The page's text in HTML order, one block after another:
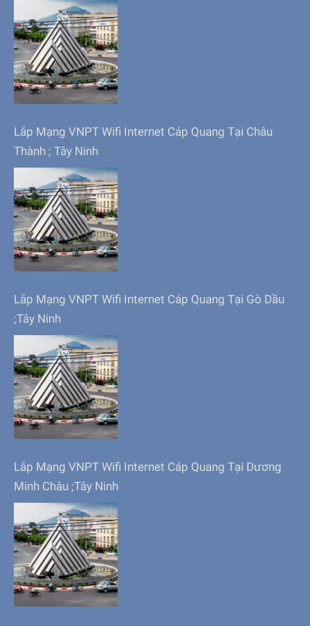
Lắp Mạng VNPT Wifi Internet Cáp Quang Tại Châu
Thành ; Tây Ninh
Lắp Mạng VNPT Wifi Internet Cáp Quang Tại Gò Dầu
;Tây Ninh
Lắp Mạng VNPT Wifi Internet Cáp Quang Tại Dương
Minh Châu ;Tây Ninh